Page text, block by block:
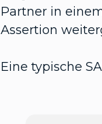
Partner in
Assertion
Eine typische